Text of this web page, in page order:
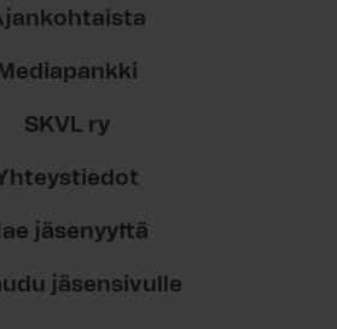
Mediapankki
SKVL ry
jäsenyyttä
jäsensivulle